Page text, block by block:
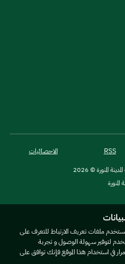
RSS الاحصائيات
المنورة © 2026
يستخدم ملفات تعريف الارتباط للتعرف على
لتوفير سهولة الوصول و تجربة
في استخدام هذا الموقع فإنك توافق على